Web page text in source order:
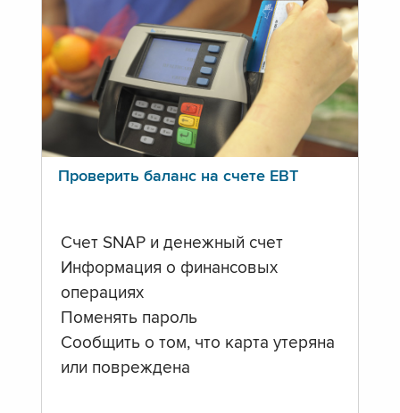
Проверить баланс на счете ЕВТ
Счет SNAP и денежный счет
Информация о финансовых
операциях
Поменять пароль
Сообщить о том, что карта утеряна
или повреждена